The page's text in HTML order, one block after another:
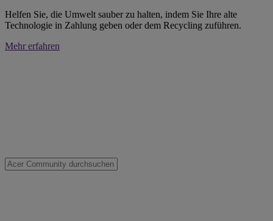
Helfen Sie, die Umwelt sauber zu halten, indem Sie Ihre alte
Technologie in Zahlung geben oder dem Recycling zuführen.
Mehr erfahren